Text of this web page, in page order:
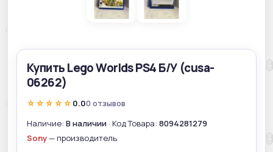
Купить Lego Worlds PS4 Б/У (cusa-
06262)
☆☆☆☆☆ 0.00 отзывов
Наличие: В наличии · Код Товара: 8094281279
Sony— производитель